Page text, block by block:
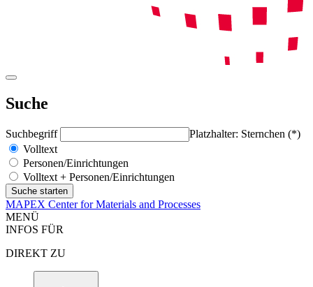
Suche
Suchbegriff
Platzhalter: Sternchen (*)
Volltext
Personen/Einrichtungen
Volltext + Personen/Einrichtungen
MAPEX Center for Materials and Processes
MENÜ
INFOS FÜR
DIREKT ZU